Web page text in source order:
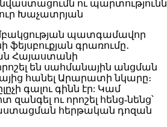
պատգամավոր
գրառումը․
Հայաստանի
են սահմանային անցման
հանել Արարատի նկարը։
գալու գինն էր: Կամ
ու որոշել հենց-նենց՝
հերթական դոզան